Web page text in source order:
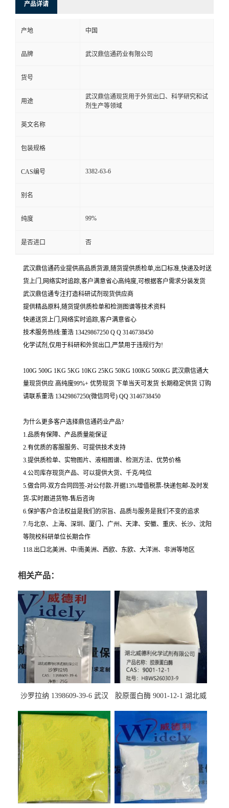
产品详请
产地 中国
品牌 武汉鼎信通药业有限公司
货号
用途
武汉鼎信通现货用于外贸出口、科学研究和试
剂生产等领域
英文名称
包装规格
CAS编号 3382-63-6
别名
纯度 99%
是否进口 否
武汉鼎信通药业提供高品质货源,随货提供质检单,出口标准,快递及时送
货上门,网络实时追踪,客户满意省心高纯度,可根据客户需求分装发货
武汉鼎信通专注打造科研试剂现货供应商
提供精品原料,随货提供质检单和检测图谱等技术资料
快递送货上门,网络实时追踪,客户满意省心
技术服务热线:董浩 13429867250 Q Q 3146738450
化学试剂,仅用于科研和外贸出口,严禁用于违规行为!
100G 500G 1KG 5KG 10KG 25KG 50KG 100KG 500KG 武汉鼎信通大
量现货供应 高纯度99%+ 优势现货 下单当天可发货 长期稳定供货 订购
请联系董浩 13429867250(微信同号) QQ 3146738450
为什么更多客户选择鼎信通药业产品?
1.品质有保障、产品质量能保证
2.有优质的客服服务、可提供技术支持
3.提供质检单、实物图片、液相图谱、检测方法、优势价格
4.公司库存现货产品、可以提供大货、千克/吨位
5.做合同-双方合同回签-对公付款-开据13%增值税票-快递包邮-及时发
货-实时跟进货物-售后咨询
6.保护客户合法权益是我们的宗旨、品质与服务是我们不变的追求
7.与北京、上海、深圳、厦门、广州、天津、安徽、重庆、长沙、沈阳
等院校科研单位长期合作
118.出口北美洲、中/南美洲、西欧、东欧、大洋洲、非洲等地区
相关产品：
沙罗拉纳 1398609-39-6 武汉
胶原蛋白酶 9001-12-1 湖北威